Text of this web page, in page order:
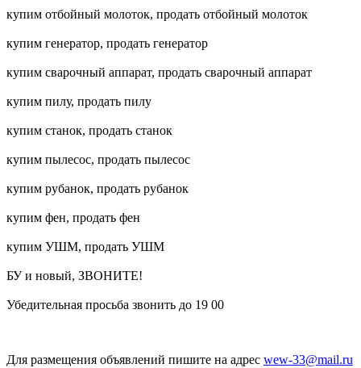
купим отбойный молоток, продать отбойный молоток
купим генератор, продать генератор
купим сварочный аппарат, продать сварочный аппарат
купим пилу, продать пилу
купим станок, продать станок
купим пылесос, продать пылесос
купим рубанок, продать рубанок
купим фен, продать фен
купим УШМ, продать УШМ
БУ и новый, ЗВОНИТЕ!
Убедительная просьба звонить до 19 00
Для размещения объявлений пишите на адрес wew-33@mail.ru